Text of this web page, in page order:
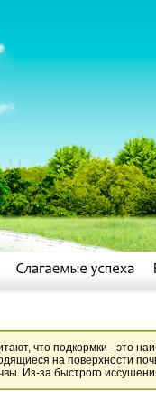
что подкормки - это
на поверхности
Из-за быстрого